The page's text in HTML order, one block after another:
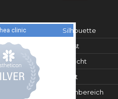
Silhouette
Brust
Gesicht
Haut
Intimbereich